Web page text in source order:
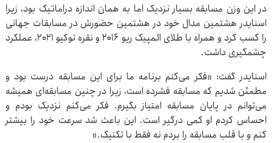
در این وزن مسابقه بسیار نزدیک اما به همان اندازه دراماتیک بود، زیرا
اسنایدر هشتمین مدال خود در هشتمین حضورش در مسابقات جهانی
را کسب کرد و همراه با طلای المپیک ریو ۲۰۱۶ و نقره توکیو ۲۰۲۱، عملکرد
چشمگیری داشت.
اسنایدر گفت: «فکر می‌کنم برنامه ما برای این مسابقه درست بود و
مطمئن شدیم که مسابقه فشرده است، زیرا در چنین مسابقه‌ای همیشه
می‌توانم در پایان مسابقه امتیاز بگیرم. فکر می‌کنم نزدیک بودم و
احساس کردم او کمی درگیر است. این باعث شد سرعت خود را بیشتر
کنم و با قلب مسابقه را بردم نه فقط با تکنیک.»